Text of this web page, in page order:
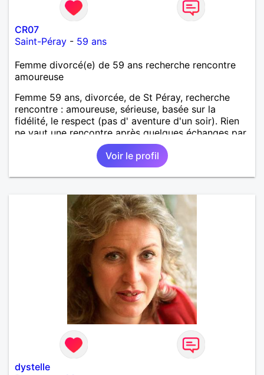
CR07
Saint-Péray - 59 ans
Femme divorcé(e) de 59 ans recherche rencontre
amoureuse
Femme 59 ans, divorcée, de St Péray, recherche
rencontre : amoureuse, sérieuse, basée sur la
fidélité, le respect (pas d' aventure d'un soir). Rien
ne vaut une rencontre après quelques échanges par
messages pour savoir si il y a un feeling entre les
deux et le désir de se revoir. Au plaisir de se
Voir le profil
dystelle